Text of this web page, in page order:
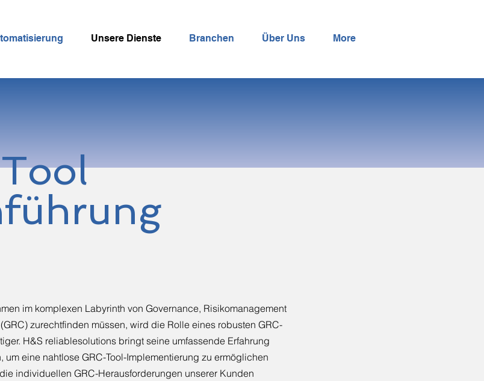
Unsere Dienste Branchen Über Uns More
im komplexen Labyrinth von Governance, Risikomanagement
zurechtfinden müssen, wird die Rolle eines robusten GRC-
H&S reliablesolutions bringt seine umfassende Erfahrung
um eine nahtlose GRC-Tool-Implementierung zu ermöglichen
individuellen GRC-Herausforderungen unserer Kunden